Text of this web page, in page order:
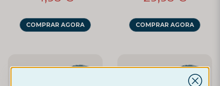
COMPRAR AGORA COMPRAR AGORA